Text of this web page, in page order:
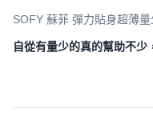
SOFY 蘇菲 彈力貼身超薄
自從有量少的真的幫助不少